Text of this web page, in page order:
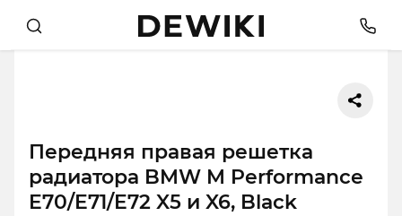
Передняя правая решетка
радиатора BMW M Performance
E70/E71/E72 X5 и X6, Black